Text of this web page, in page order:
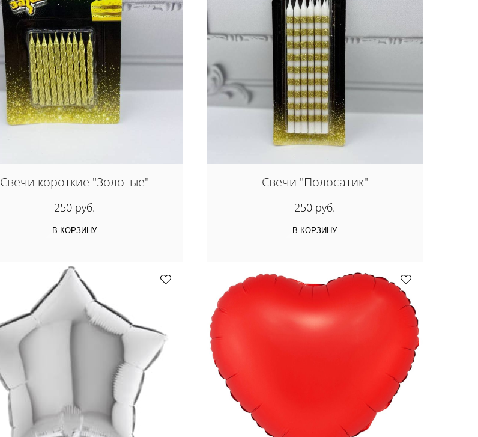
Свечи короткие "Золотые"
250 руб.
В КОРЗИНУ
Свечи "Полосатик"
250 руб.
В КОРЗИНУ